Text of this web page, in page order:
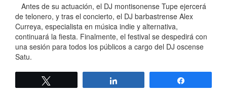
Antes de su actuación, el DJ montisonense Tupe ejercerá
de telonero, y tras el concierto, el DJ barbastrense Alex
Curreya, especialista en música indie y alternativa,
continuará la fiesta. Finalmente, el festival se despedirá con
una sesión para todos los públicos a cargo del DJ oscense
Satu.